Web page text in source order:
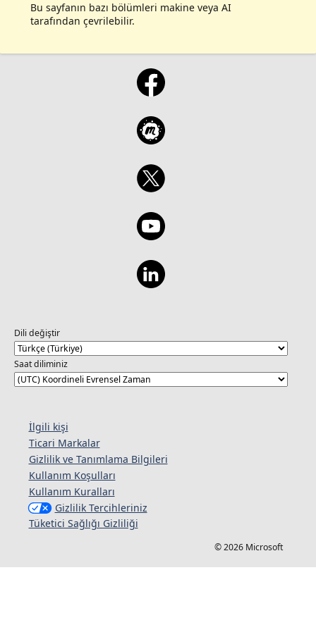
Bu sayfanın bazı bölümleri makine veya AI
tarafından çevrilebilir.
Dili değiştir
Saat diliminiz
İlgili kişi
Ticari Markalar
Gizlilik ve Tanımlama Bilgileri
Kullanım Koşulları
Kullanım Kuralları
Gizlilik Tercihleriniz
Tüketici Sağlığı Gizliliği
© 2026 Microsoft